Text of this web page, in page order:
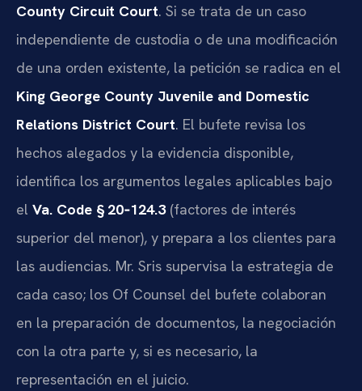
County Circuit Court. Si se trata de un caso
independiente de custodia o de una modificación
de una orden existente, la petición se radica en el
King George County Juvenile and Domestic
Relations District Court. El bufete revisa los
hechos alegados y la evidencia disponible,
identifica los argumentos legales aplicables bajo
el Va. Code § 20‑124.3(factores de interés
superior del menor), y prepara a los clientes para
las audiencias. Mr. Sris supervisa la estrategia de
cada caso; los Of Counsel del bufete colaboran
en la preparación de documentos, la negociación
con la otra parte y, si es necesario, la
representación en el juicio.